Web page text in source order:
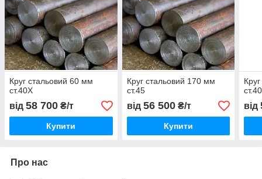
Круг стальовий 60 мм
ст.40Х
від 58 700 ₴/т
Купити
Круг стальовий 170 мм
ст.45
від 56 500₴/т
Купити
від
Про нас